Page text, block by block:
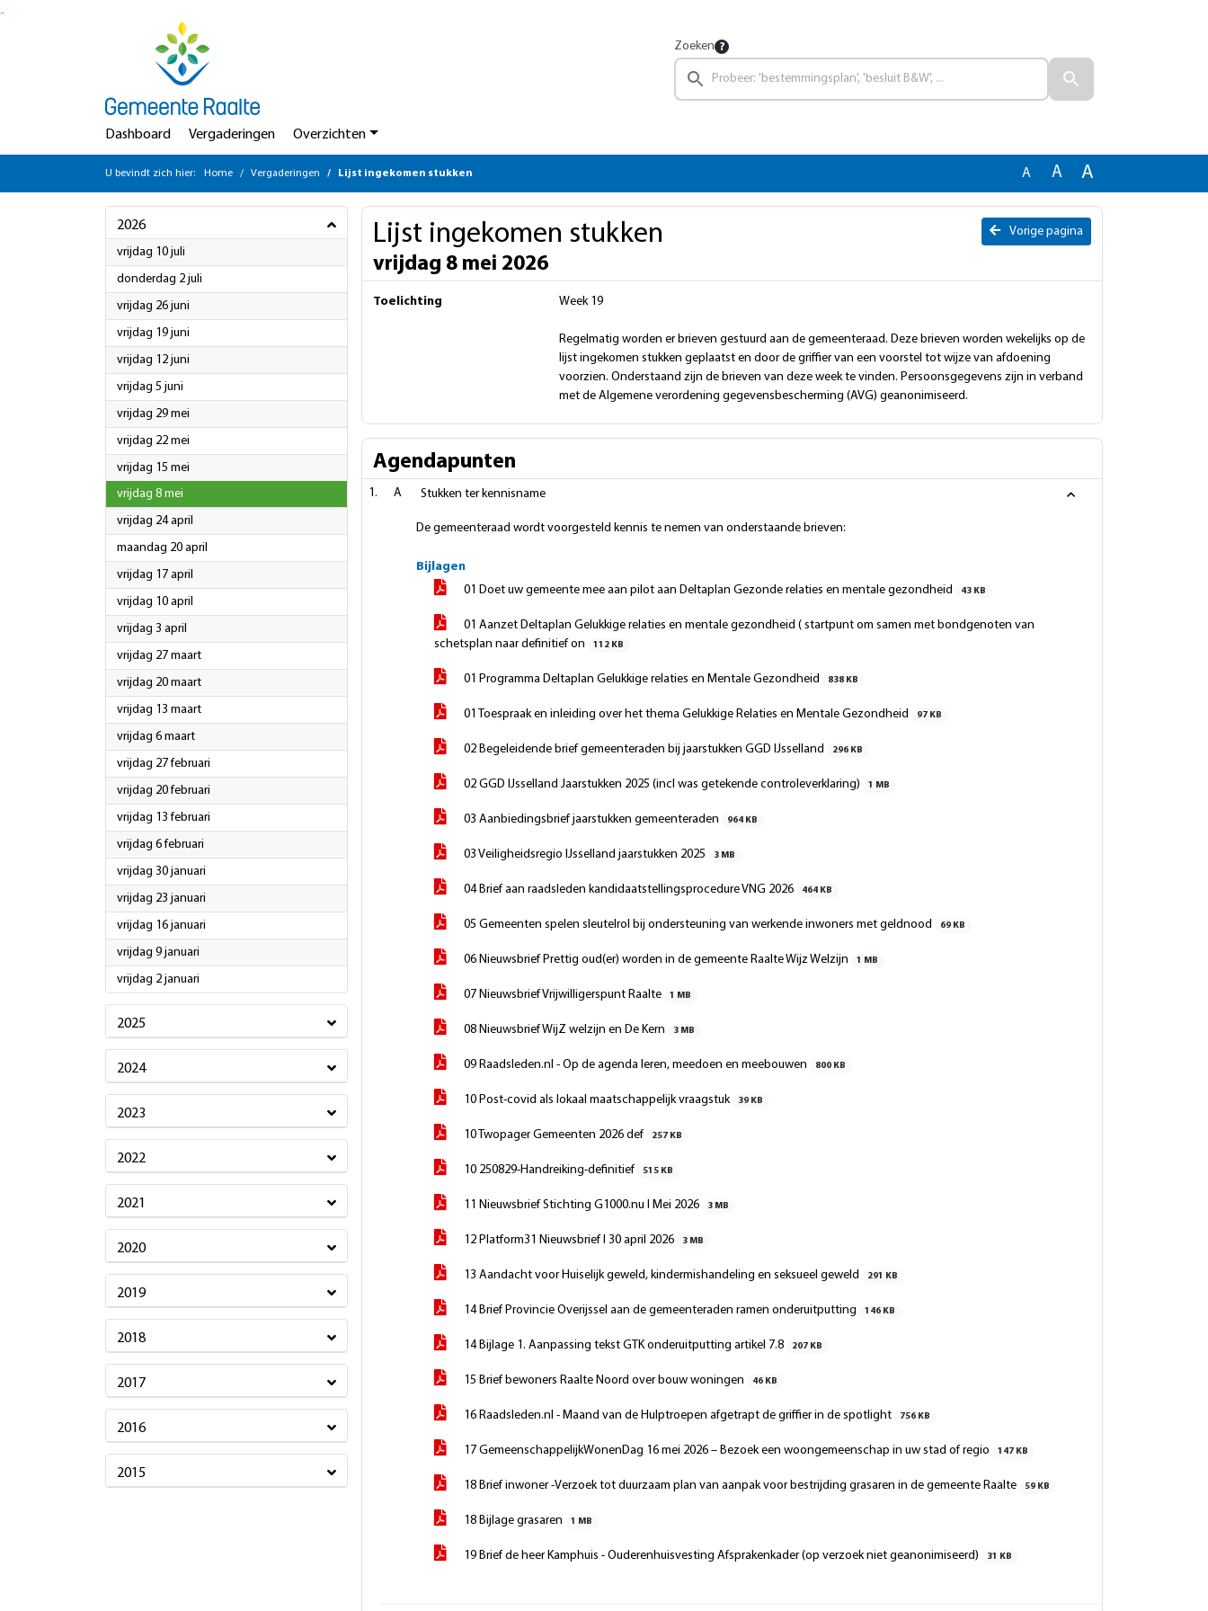
Ga naar de inhoud van deze pagina
Zoeken
Dashboard Vergaderingen Overzichten
U bevindt zich hier: Home Vergaderingen Lijst ingekomen stukken A A A
2026
vrijdag 10 juli
donderdag 2 juli
vrijdag 26 juni
vrijdag 19 juni
vrijdag 12 juni
vrijdag 5 juni
vrijdag 29 mei
vrijdag 22 mei
vrijdag 15 mei
vrijdag 8 mei
vrijdag 24 april
maandag 20 april
vrijdag 17 april
vrijdag 10 april
vrijdag 3 april
vrijdag 27 maart2026
vrijdag 20 maart2026
vrijdag 13 maart2026
vrijdag 6 maart2026
vrijdag 27 februari
vrijdag 20 februari
vrijdag 13 februari
vrijdag 6 februari
vrijdag 30 januari
vrijdag 23 januari
vrijdag 16 januari
vrijdag 9 januari
vrijdag 2 januari
2025
2024
2023
2022
2021
2020
2019
2018
2017
2016
2015
Vorige pagina
Lijst ingekomen stukken
vrijdag 8 mei 2026
Toelichting Week 19
Regelmatig worden er brieven gestuurd aan de gemeenteraad. Deze brieven worden wekelijks op de
lijst ingekomen stukken geplaatst en door de griffier van een voorstel tot wijze van afdoening
voorzien. Onderstaand zijn de brieven van deze week te vinden. Persoonsgegevens zijn in verband
met de Algemene verordening gegevensbescherming (AVG) geanonimiseerd.
Agendapunten
A Stukken ter kennisname
De gemeenteraad wordt voorgesteld kennis te nemen van onderstaande brieven:
Bijlagen
01 Doet uw gemeente mee aan pilot aan Deltaplan Gezonde relaties en mentale gezondheid
43 KB
01 Aanzet Deltaplan Gelukkige relaties en mentale gezondheid ( startpunt om samen met bondgenoten van
schetsplan naar definitief on
112 KB
01 Programma Deltaplan Gelukkige relaties en Mentale Gezondheid 838 KB
01 Toespraak en inleiding over het thema Gelukkige Relaties en Mentale Gezondheid 97 KB
02 Begeleidende brief gemeenteraden bij jaarstukken GGD IJsselland 296 KB
02 GGD IJsselland Jaarstukken 2025 (incl was getekende controleverklaring) 1 MB
03 Aanbiedingsbrief jaarstukken gemeenteraden 964 KB
03 Veiligheidsregio IJsselland jaarstukken 2025 3 MB
04 Brief aan raadsleden kandidaatstellingsprocedure VNG 2026 464 KB
05 Gemeenten spelen sleutelrol bij ondersteuning van werkende inwoners met geldnood 69 KB
06 Nieuwsbrief Prettig oud(er) worden in de gemeente Raalte Wijz Welzijn 1 MB
07 Nieuwsbrief Vrijwilligerspunt Raalte 1 MB
08 Nieuwsbrief WijZ welzijn en De Kern 3 MB
09 Raadsleden.nl - Op de agenda leren, meedoen en meebouwen 800 KB
10 Post-covid als lokaal maatschappelijk vraagstuk 39 KB
10 Twopager Gemeenten 2026 def 257 KB
10 250829-Handreiking-definitief 515 KB
11 Nieuwsbrief Stichting G1000.nu I Mei 2026 3 MB
12 Platform31 Nieuwsbrief I 30 april 2026 3 MB
13 Aandacht voor Huiselijk geweld, kindermishandeling en seksueel geweld 291 KB
14 Brief Provincie Overijssel aan de gemeenteraden ramen onderuitputting 146 KB
14 Bijlage 1. Aanpassing tekst GTK onderuitputting artikel 7.8 207 KB
15 Brief bewoners Raalte Noord over bouw woningen 46 KB
16 Raadsleden.nl - Maand van de Hulptroepen afgetrapt de griffier in de spotlight 756 KB
17 GemeenschappelijkWonenDag 16 mei 2026 – Bezoek een woongemeenschap in uw stad of regio 147 KB
18 Brief inwoner -Verzoek tot duurzaam plan van aanpak voor bestrijding grasaren in de gemeente Raalte 59 KB
18 Bijlage grasaren 1 MB
19 Brief de heer Kamphuis - Ouderenhuisvesting Afsprakenkader (op verzoek niet geanonimiseerd) 31 KB